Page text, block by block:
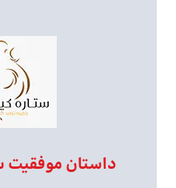
داستان موفقیت